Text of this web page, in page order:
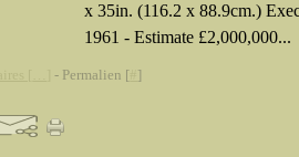
x 35in. (116.2 x 88.9cm.)
1961 - Estimate £2,000,000...
- Permalien [ ]